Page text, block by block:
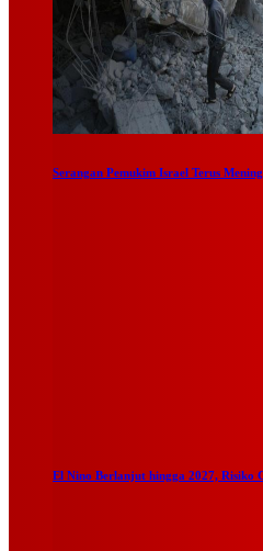
Serangan Pemukim Israel Terus
El Nino Berlanjut hingga 2027, Risiko